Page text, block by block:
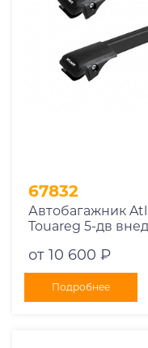
67832
Автобагажник
Touareg 5-дв
10002+11114+11114
от 10 600 ₽
Подробнее